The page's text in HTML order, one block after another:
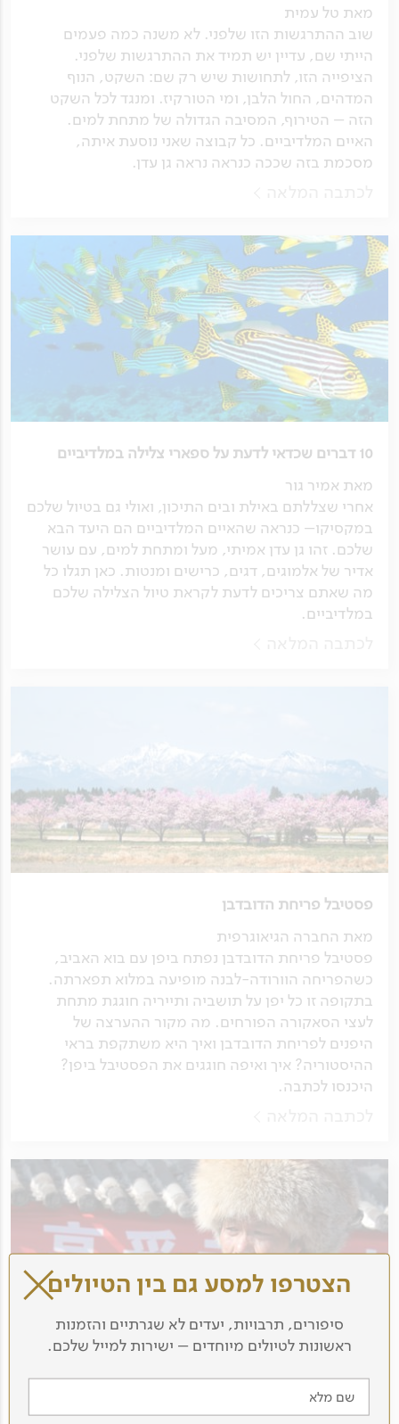
מאת טל עמית
שוב ההתרגשות הזו שלפני. לא משנה כמה פעמים
הייתי שם, עדיין יש תמיד את ההתרגשות שלפני.
הציפייה הזו, לתחושות שיש רק שם: השקט, הנוף
המדהים, החול הלבן, ומי הטורקיז. ומנגד לכל השקט
הזה – הטירוף, המסיבה הגדולה של מתחת למים.
האיים המלדיביים. כל קבוצה שאני נוסעת איתה,
מסכמת בזה שככה כנראה נראה גן עדן.
10 דברים שכדאי לדעת על ספארי צלילה במלדיביים
מאת אמיר גור
אחרי שצללתם באילת ובים התיכון, ואולי גם בטיול שלכם
במקסיקו– כנראה שהאיים המלדיביים הם היעד הבא
שלכם. זהו גן עדן אמיתי, מעל ומתחת למים, עם עושר
אדיר של אלמוגים, דגים, כרישים ומנטות. כאן תגלו כל
מה שאתם צריכים לדעת לקראת טיול הצלילה שלכם
במלדיביים.
פסטיבל פריחת הדובדבן
מאת החברה הגיאוגרפית
פסטיבל פריחת הדובדבן נפתח ביפן עם בוא האביב,
כשהפריחה הוורודה-לבנה מופיעה במלוא תפארתה.
בתקופה זו כל יפן על תושביה ותייריה חוגגת מתחת
לעצי הסאקורה הפורחים. מה מקור ההערצה של
היפנים לפריחת הדובדבן ואיך היא משתקפת בראי
ההיסטוריה? איך ואיפה חוגגים את הפסטיבל ביפן?
היכנסו לכתבה.
חוויות מסין למתקדמים
מאת החברה הגיאוגרפית
הצטרפו למסע גם בין הטיולים
סיפורים, תרבויות, יעדים לא שגרתיים והזמנות
ראשונות לטיולים מיוחדים – ישירות למייל שלכם.
שם מלא